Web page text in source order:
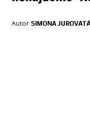
Autor SIMONA JUROVATÁ